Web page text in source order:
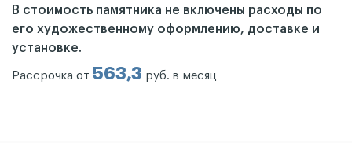
В стоимость памятника не включены расходы по
его художественному оформлению, доставке и
установке.
Рассрочка от 563,3 руб. в месяц